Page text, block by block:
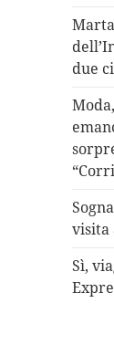
due
visita
Sì,